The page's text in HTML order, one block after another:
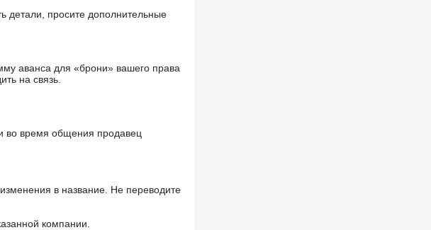
детали, просите дополнительные
аванса для «брони» вашего права
на связь.
во время общения продавец
в название. Не переводите
компании.